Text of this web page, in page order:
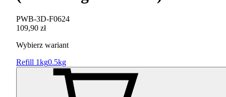
PWB-3D-F0624
109,90 zł
Wybierz wariant
Refill 1kg0.5kg